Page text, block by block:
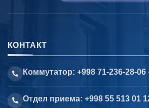
КОНТАКТ
Коммутатор: +998 71-236-28-06
Отдел приема: +998 55 513 01